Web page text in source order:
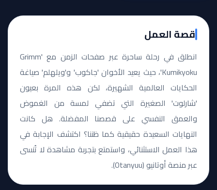
قصة العمل
انطلق في رحلة ساحرة عبر صفحات الزمن مع 'Grimm
Kumikyoku'، حيث يعيد الأخوان 'جاكوب' و'ويلهلم' صياغة
الحكايات العالمية الشهيرة، لكن هذه المرة بعيون
'شارلوت' الصغيرة التي تضفي لمسة من الغموض
والعمق النفسي على قصصنا المفضلة. هل كانت
النهايات السعيدة حقيقية كما ظننا؟ اكتشف الإجابة في
هذا العمل الاستثنائي، واستمتع بتجربة مشاهدة لا تُنسى
عبر منصة أوتانيو (Otanyuu).